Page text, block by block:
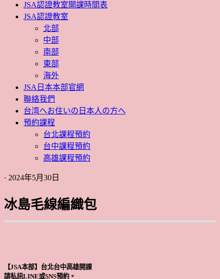
JSA認證教室開課時間表
JSA認證教室
北部
中部
南部
東部
海外
JSA日本本部官網
聯絡我們
台湾へお住いの日本人の方へ
預約課程
台北課程預約
台中課程預約
高雄課程預約
· 2024年5月30日
冰島毛線編織包
【JSA本部】台北台中高雄開課
請私訊LINE或SNS預約。